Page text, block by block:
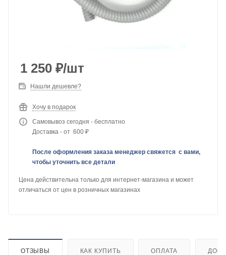
1 250 ₽/шт
Нашли дешевле?
Хочу в подарок
Самовывоз сегодня - бесплатно
Доставка - от 600 ₽
После оформления заказа менеджер свяжется с вами,
чтобы уточнить все детали
Цена действительна только для интернет-магазина и может
отличаться от цен в розничных магазинах
ОТЗЫВЫ КАК КУПИТЬ ОПЛАТА